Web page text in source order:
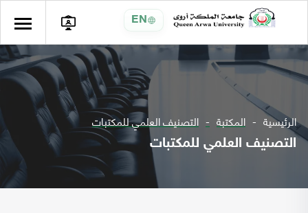
EN
الرئيسية المكتبة التصنيف العلمي للمكتبات
التصنيف العلمي للمكتبات